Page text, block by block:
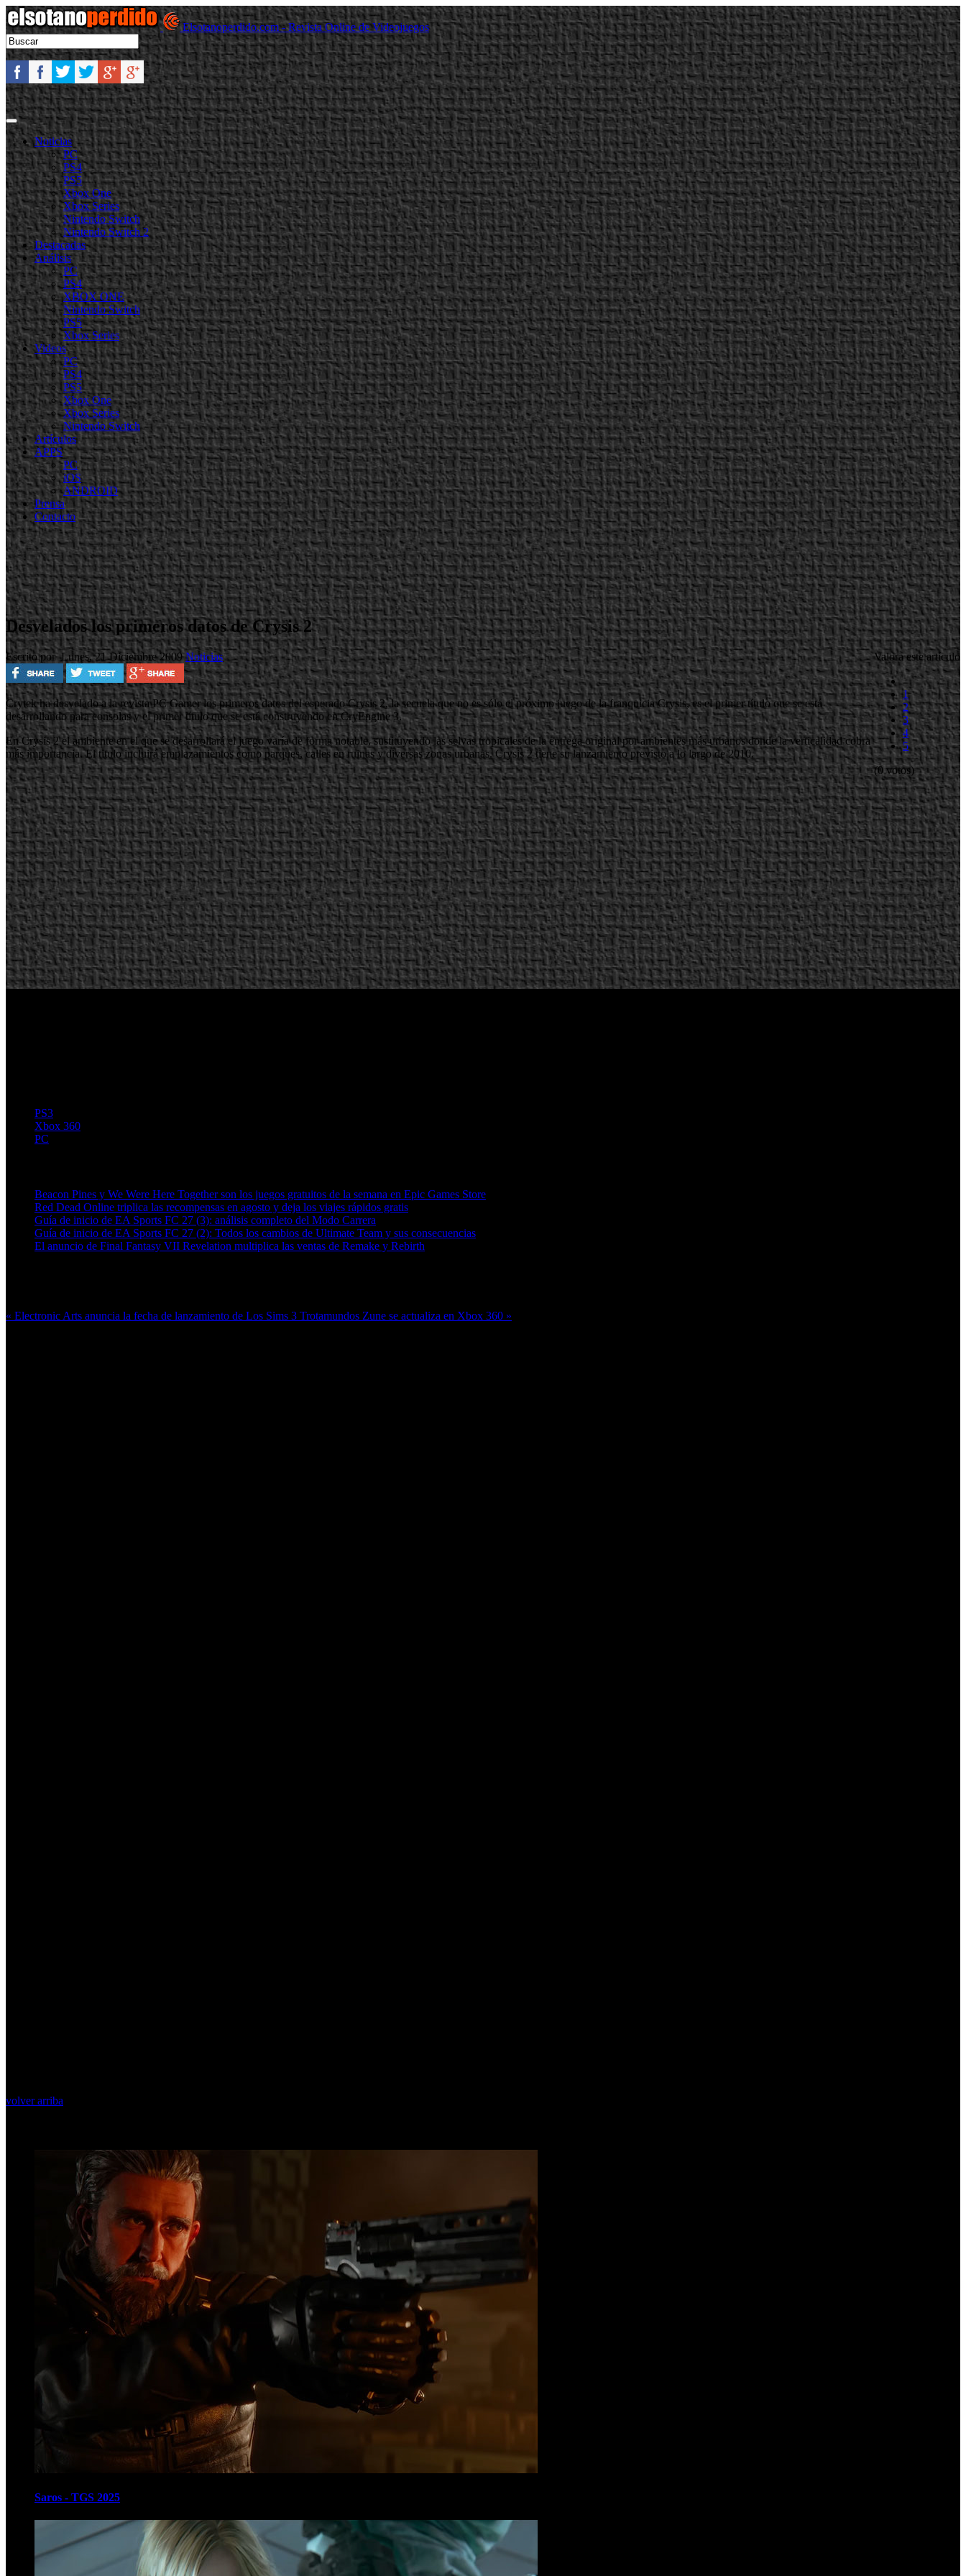
Elsotanoperdido.com - Revista Online de Videojuegos
Noticias
PC
PS4
PS5
Xbox One
Xbox Series
Nintendo Switch
Nintendo Switch 2
Destacadas
Análisis
PC
PS4
XBOX ONE
Nintendo Switch
PS5
Xbox Series
Videos
PC
PS4
PS5
Xbox One
Xbox Series
Nintendo Switch
Artículos
APPS
PC
iOS
ANDROID
Prensa
Contacto
Desvelados los primeros datos de Crysis 2
Escrito porLunes, 21 Diciembre 2009Noticias Valora este artículo
1
2
3
4
5
(0 votos)
Crytek ha desvelado a la revista PC Gamer los primeros datos del esperado Crysis 2, la secuela que no es sólo el próximo juego de la franquicia Crysis, es el primer título que se está
desarrollando para consolas y el primer título que se está construyendo en CryEngine 3.
En Crysis 2 el ambiente en el que se desarrollará el juego varía de forma notable, sustituyendo las selvas tropicales de la entrega original por ambientes más urbanos donde la verticalidad cobra
más importancia. El titulo incluirá emplazamientos como parques, calles en ruinas y diversas zonas urbanas. Crysis 2 tiene su lanzamiento previsto a lo largo de 2010.
PS3
Xbox 360
PC
Beacon Pines y We Were Here Together son los juegos gratuitos de la semana en Epic Games Store
Red Dead Online triplica las recompensas en agosto y deja los viajes rápidos gratis
Guía de inicio de EA Sports FC 27 (3): análisis completo del Modo Carrera
Guía de inicio de EA Sports FC 27 (2): Todos los cambios de Ultimate Team y sus consecuencias
El anuncio de Final Fantasy VII Revelation multiplica las ventas de Remake y Rebirth
« Electronic Arts anuncia la fecha de lanzamiento de Los Sims 3 Trotamundos Zune se actualiza en Xbox 360 »
volver arriba
Saros - TGS 2025